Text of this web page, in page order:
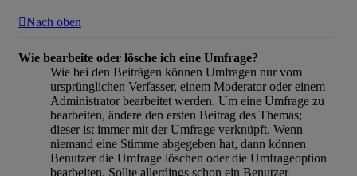
Nach oben
Wie bearbeite oder lösche ich eine Umfrage?
Wie bei den Beiträgen können Umfragen nur vom
ursprünglichen Verfasser, einem Moderator oder einem
Administrator bearbeitet werden. Um eine Umfrage zu
bearbeiten, ändere den ersten Beitrag des Themas;
dieser ist immer mit der Umfrage verknüpft. Wenn
niemand eine Stimme abgegeben hat, dann können
Benutzer die Umfrage löschen oder die Umfrageoption
bearbeiten. Sollte allerdings schon ein Benutzer